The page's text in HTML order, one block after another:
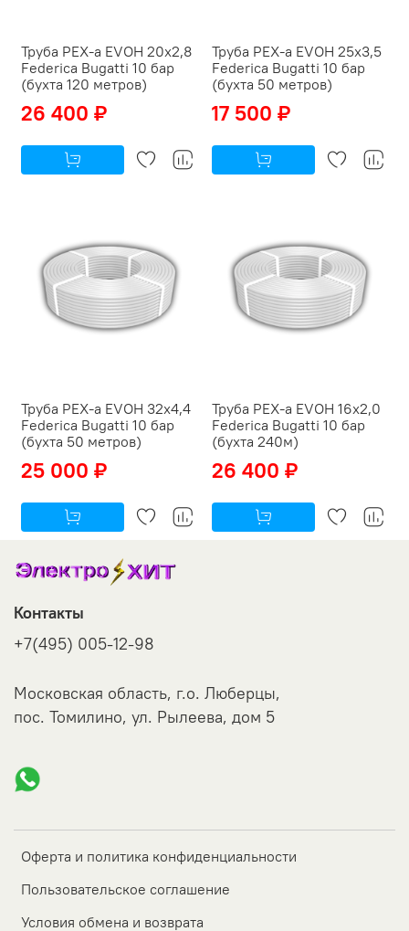
Труба PEX-a EVOH 20x2,8
Federica Bugatti 10 бар
(бухта 120 метров)
26 400 ₽
Труба PEX-a EVOH 25x3,5
Federica Bugatti 10 бар
(бухта 50 метров)
17 500 ₽
Труба PEX-a EVOH 32x4,4
Federica Bugatti 10 бар
(бухта 50 метров)
25 000 ₽
Труба PEX-a EVOH 16x2,0
Federica Bugatti 10 бар
(бухта 240м)
26 400 ₽
Оферта и политика конфиденциальности
Пользовательское соглашение
Условия обмена и возврата
Контакты
+7(495) 005-12-98
Московская область, г.о. Люберцы,
пос. Томилино, ул. Рылеева, дом 5